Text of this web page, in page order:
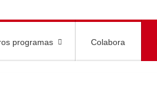
programas Colabora